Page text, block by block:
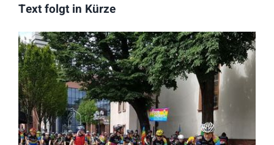
Über uns
Veranstaltungen
English Information
Links
Text folgt in Kürze